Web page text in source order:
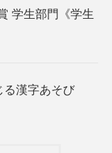
学生部門《学生
る漢字あそび